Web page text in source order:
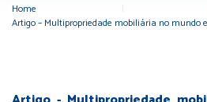
Home
Artigo – Multipropriedade mobiliária no mundo